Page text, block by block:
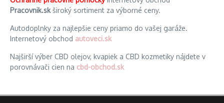
Pracovnik.skširoký sortiment za výborné ceny.
Autodoplnky za najlepšie ceny priamo do vašej garáže.
Internetový obchod autoveci.sk
Najširší výber CBD olejov, kvapiek a CBD kozmetiky nájdete v
porovnávači cien na cbd-obchod.sk